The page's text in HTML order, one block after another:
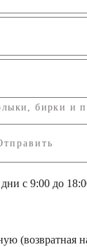
бирки и
с 9:00 до
(возвратная